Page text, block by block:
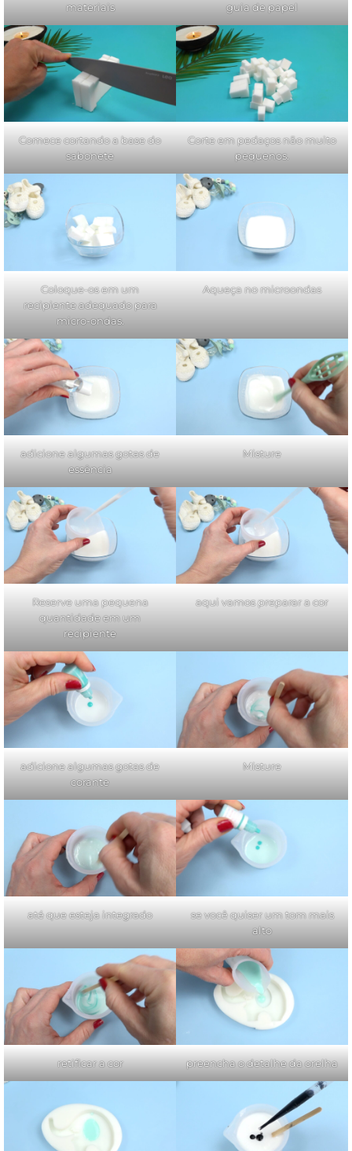
materiais
guia de papel
Comece cortando a base do
sabonete
Corte em pedaços não muito
pequenos.
Coloque-os em um
recipiente adequado para
micro-ondas.
Aqueça no microondas
adicione algumas gotas de
essência
Misture
Reserve uma pequena
quantidade em um
recipiente
aqui vamos preparar a cor
adicione algumas gotas de
corante
Misture
até que esteja integrado
se você quiser um tom mais
alto
retificar a cor preencha o detalhe da orelha